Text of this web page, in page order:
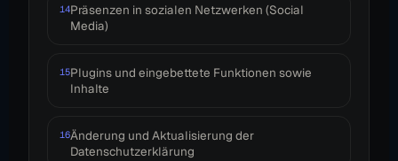
14Präsenzen in sozialen Netzwerken (Social
Media)
15Plugins und eingebettete Funktionen sowie
Inhalte
16Änderung und Aktualisierung der
Datenschutzerklärung